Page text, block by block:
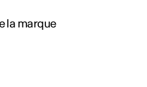
la marque